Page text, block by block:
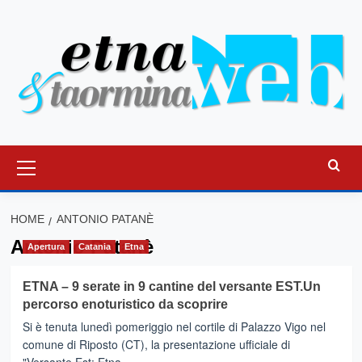
principale
HOME ANTONIO PATANÈ
Antonio Patanè
Apertura Catania Etna
ETNA – 9 serate in 9 cantine del versante EST.Un
percorso enoturistico da scoprire
Si è tenuta lunedì pomeriggio nel cortile di Palazzo Vigo nel
comune di Riposto (CT), la presentazione ufficiale di